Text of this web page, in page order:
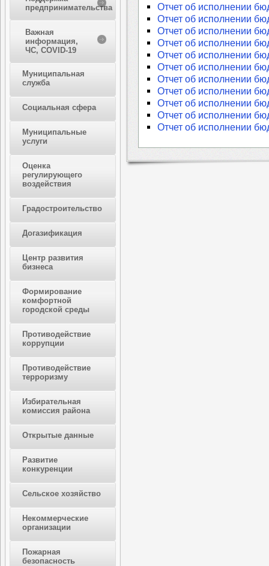
предпринимательства
Важная
информация,
ЧС, COVID-19
Муниципальная
служба
Социальная сфера
Муниципальные
услуги
Оценка
регулирующего
воздействия
Градостроительство
Догазификация
Центр развития
бизнеса
Формирование
комфортной
городской среды
Противодействие
коррупции
Противодействие
терроризму
Избирательная
комиссия района
Открытые данные
Развитие
конкуренции
Сельское хозяйство
Некоммерческие
организации
Пожарная
безопасность
Отчет об исполнении
Отчет об исполнении
Отчет об исполнении
Отчет об исполнении
Отчет об исполнении
Отчет об исполнении
Отчет об исполнении
Отчет об исполнении
Отчет об исполнении
Отчет об исполнении
Отчет об исполнении